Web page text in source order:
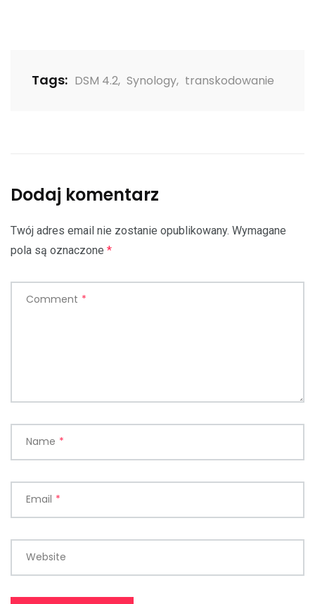
Tags: DSM 4.2, Synology, transkodowanie
Dodaj komentarz
Twój adres email nie zostanie opublikowany. Wymagane
pola są oznaczone *
Comment *
Name *
Email *
Website